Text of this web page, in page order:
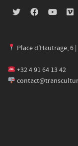
Place d'Hautrage, 6
+32 4 91 64 13 42